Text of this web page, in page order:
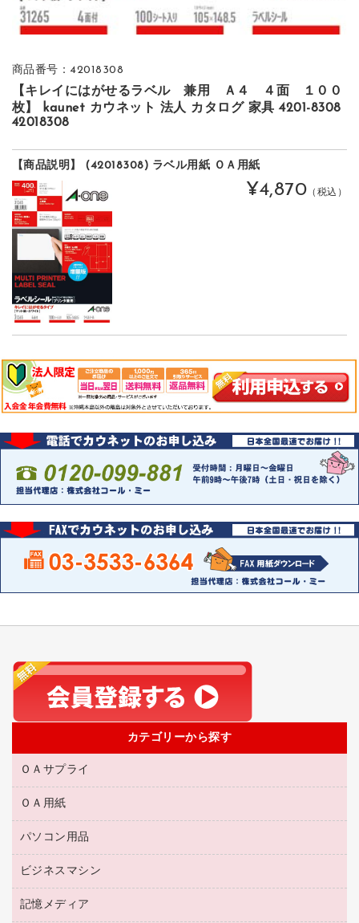
商品番号：42018308
【キレイにはがせるラベル 兼用 Ａ４ ４面 １００
枚】 kaunet カウネット 法人 カタログ 家具 4201-8308
42018308
【商品説明】 (42018308) ラベル用紙 ＯＡ用紙
¥4,870 （税込）
カテゴリーから探す
ＯＡサプライ
互換インクカートリッジ
リサイクルトナー（リターン方式）
リサイクルトナー（プール方式）
リサイクルインクカートリッジ
プリンタ用リボン
ＯＡ用紙
名刺用紙
帳票用紙／フォーム用紙
ワープロ用紙
ラベル用紙
パソコン用品
パソコン周辺機器
各種ケーブル
ビジネスマシン
電話機
記憶メディア